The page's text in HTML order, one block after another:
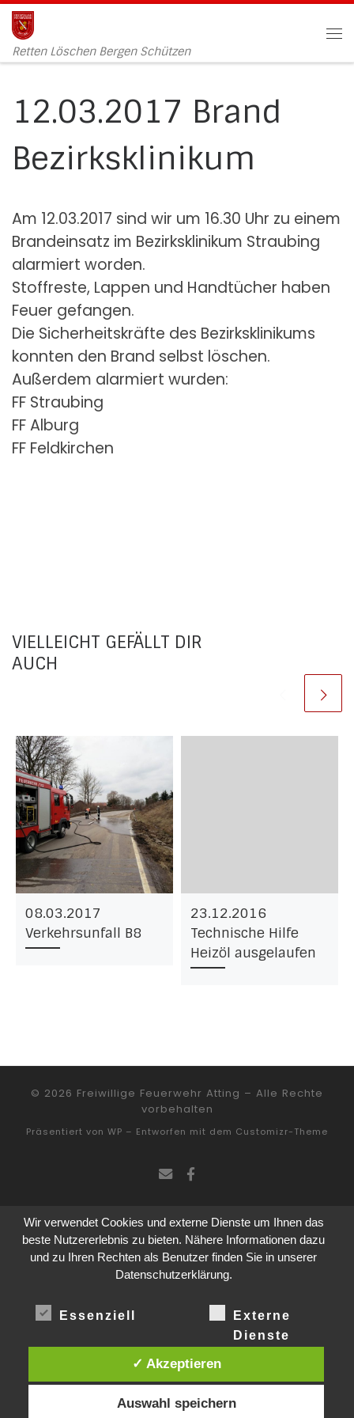
Zum Inhalt springen
Retten Löschen Bergen Schützen
12.03.2017 Brand
Bezirksklinikum
Am 12.03.2017 sind wir um 16.30 Uhr zu einem
Brandeinsatz im Bezirksklinikum Straubing
alarmiert worden.
Stoffreste, Lappen und Handtücher haben
Feuer gefangen.
Die Sicherheitskräfte des Bezirksklinikums
konnten den Brand selbst löschen.
Außerdem alarmiert wurden:
FF Straubing
FF Alburg
FF Feldkirchen
VIELLEICHT GEFÄLLT DIR
AUCH
08.03.2017
Verkehrsunfall B8
23.12.2016
Technische Hilfe
Heizöl ausgelaufen
© 2026 Freiwillige Feuerwehr Atting – Alle Rechte
vorbehalten
Präsentiert von WP – Entworfen mit dem Customizr-Theme
Wir verwendet Cookies und externe Dienste um Ihnen das
beste Nutzererlebnis zu bieten. Nähere Informationen dazu
und zu Ihren Rechten als Benutzer finden Sie in unserer
Datenschutzerklärung.
Essenziell
Externe
Dienste
✓ Akzeptieren
Auswahl speichern